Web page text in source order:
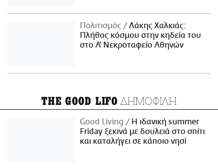
Πολιτισμός
Λάκης Χαλκιάς:
Πλήθος κόσμου στην κηδεία του
στο Α' Νεκροταφείο Αθηνών
THE GOOD LIFO ΔΗΜΟΦΙΛΗ
Good Living
Η ιδανική summer
Friday ξεκινά με δουλειά στο σπίτι
και καταλήγει σε κάποιο νησί